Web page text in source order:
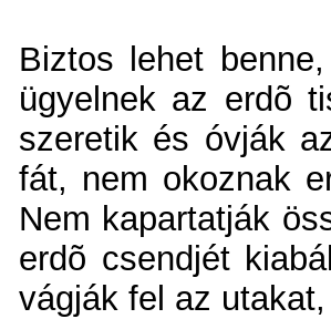
Biztos lehet
ügyelnek az erdõ
szeretik és óvják
fát, nem okoznak
Nem kapartatják
erdõ csendjét
vágják fel az